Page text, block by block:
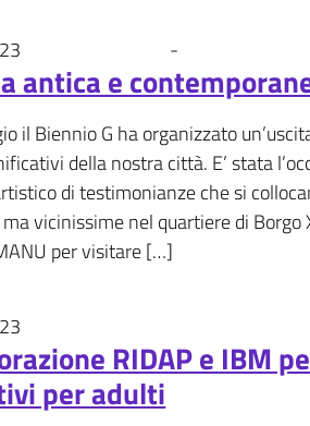
-
antica e
il Biennio G ha organizzato
della nostra città. E’ stata
di testimonianze che si
vicinissime nel quartiere di Borgo
per visitare […]
RIDAP e IBM
per adulti